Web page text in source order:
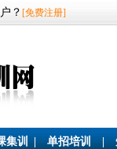
？ [免费注册]
集训 单招培训